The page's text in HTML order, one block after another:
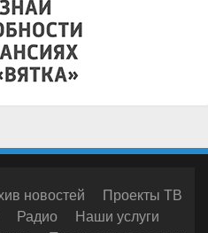
новостей
Проекты ТВ
Радио
Наши услуги